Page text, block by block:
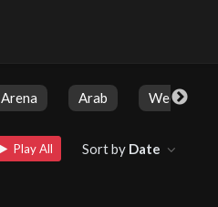
Arena Arab Weekly
Play All Sort by Date